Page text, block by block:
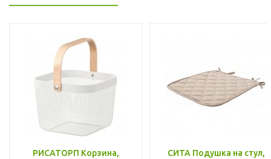
РИСАТОРП Корзина,
СИТА Подушка на стул,